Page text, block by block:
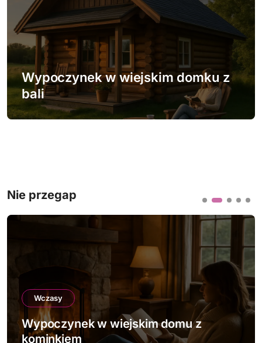
Wypoczynek w wiejskim domku z
bali
Nie przegap
Wczasy
Wypoczynek w wiejskim domku z bali